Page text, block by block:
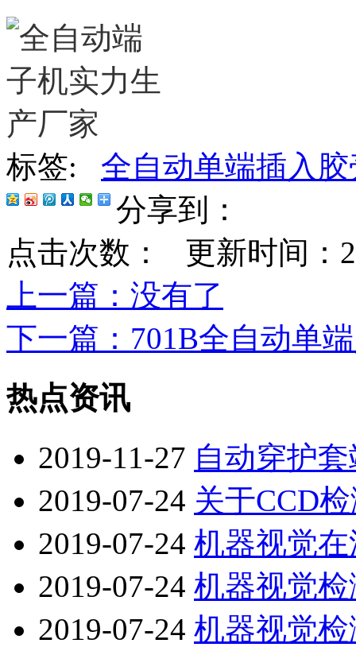
标签: 全自动单端插入
分享到：
点击次数：
更新时间：
上一篇 ：没有了
下一篇 ：701B全自动单
热点资讯
2019-11-27 自动穿护
2019-07-24 关于CCD
2019-07-24 机器视觉
2019-07-24 机器视觉
2019-07-24 机器视觉